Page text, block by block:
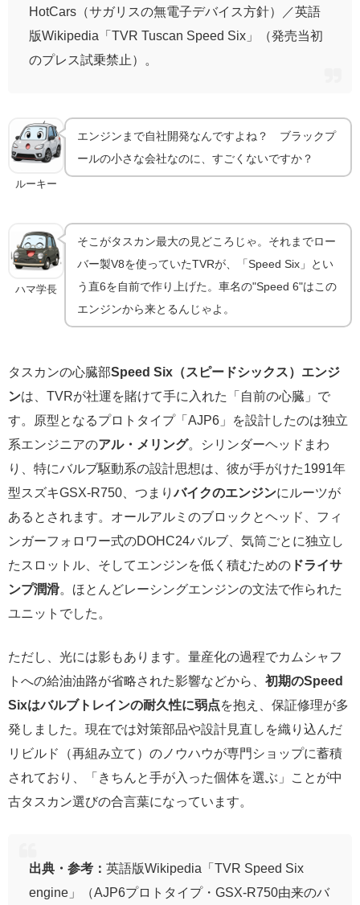
HotCars（サガリスの無電子デバイス方針）／英語
版Wikipedia「TVR Tuscan Speed Six」（発売当初
のプレス試乗禁止）。
ルーキー
エンジンまで自社開発なんですよね？ ブラックプ
ールの小さな会社なのに、すごくないですか？
ハマ学長
そこがタスカン最大の見どころじゃ。それまでロー
バー製V8を使っていたTVRが、「Speed Six」とい
う直6を自前で作り上げた。車名の"Speed 6"はこの
エンジンから来とるんじゃよ。
タスカンの心臓部Speed Six（スピードシックス）エンジ
ンは、TVRが社運を賭けて手に入れた「自前の心臓」で
す。原型となるプロトタイプ「AJP6」を設計したのは独立
系エンジニアのアル・メリング。シリンダーヘッドまわ
り、特にバルブ駆動系の設計思想は、彼が手がけた1991年
型スズキGSX-R750、つまりバイクのエンジンにルーツが
あるとされます。オールアルミのブロックとヘッド、フィ
ンガーフォロワー式のDOHC24バルブ、気筒ごとに独立し
たスロットル、そしてエンジンを低く積むための ドライサ
ンプ潤滑。ほとんどレーシングエンジンの文法で作られた
ユニットでした。
ただし、光には影もあります。量産化の過程でカムシャフ
トへの給油油路が省略された影響などから、 初期のSpeed
Sixはバルブトレインの耐久性に弱点を抱え、保証修理が多
発しました。現在では対策部品や設計見直しを織り込んだ
リビルド（再組み立て）のノウハウが専門ショップに蓄積
されており、「きちんと手が入った個体を選ぶ」ことが中
古タスカン選びの合言葉になっています。
出典・参考： 英語版Wikipedia「TVR Speed Six
engine」（AJP6プロトタイプ・GSX-R750由来のバ